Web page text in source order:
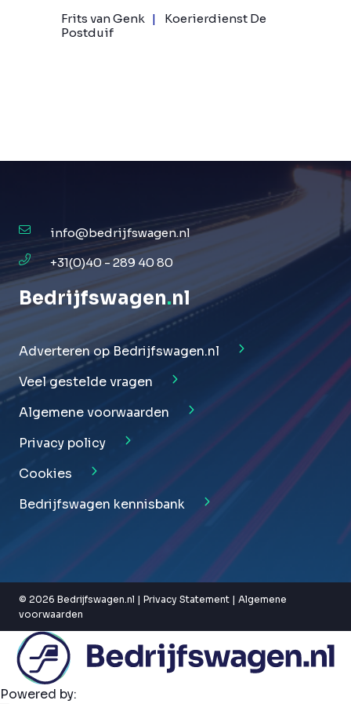
Frits van Genk
Koerierdienst De
Postduif
info@bedrijfswagen.nl
+31(0)40 - 289 40 80
Bedrijfswagen.nl
Adverteren op Bedrijfswagen.nl
Veel gestelde vragen
Algemene voorwaarden
Privacy policy
Cookies
Bedrijfswagen kennisbank
© 2026 Bedrijfswagen.nl | Privacy Statement | Algemene
voorwaarden
Powered by: